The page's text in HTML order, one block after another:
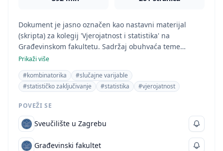
Dokument je jasno označen kao nastavni materijal
(skripta) za kolegij 'Vjerojatnost i statistika' na
Građevinskom fakultetu. Sadržaj obuhvaća teme
karakteristične za matematiku, poput kombinatorike,
teorija vjerojatnosti i matematičke statistike. Detaljna
objašnjenja, teoremi, primjeri i zadaci, potvrđuju da je
dokument skripta, a ne naučni rad ili drugi akademski
dokument.
Prikaži više
#kombinatorika
#slučajne varijable
#statističko zaključivanje
#statistika #vjerojatnost
POVEŽI SE
Sveučilište u Zagrebu
Građevinski fakultet